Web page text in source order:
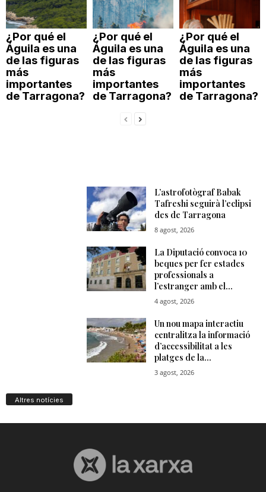
¿Por qué el
Águila es una
de las figuras
más
importantes
de Tarragona?
¿Por qué el
Águila es una
de las figuras
más
importantes
de Tarragona?
¿Por qué el
Águila es una
de las figuras
más
importantes
de Tarragona?
Altres notícies